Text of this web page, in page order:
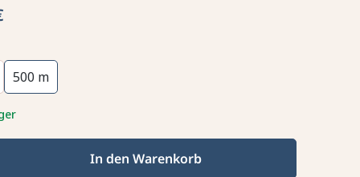
500 m
In den Warenkorb